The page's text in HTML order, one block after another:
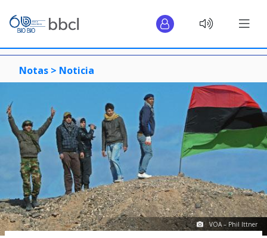
Notas > Noticia
VOA – Phil Ittner